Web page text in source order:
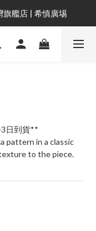
旗艦店 | 希慎廣埸
日到貨**
to the piece.